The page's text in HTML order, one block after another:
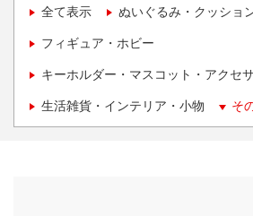
全て表示 ぬいぐるみ・クッショ
フィギュア・ホビー
キーホルダー・マスコット・アクセ
生活雑貨・インテリア・小物 そ